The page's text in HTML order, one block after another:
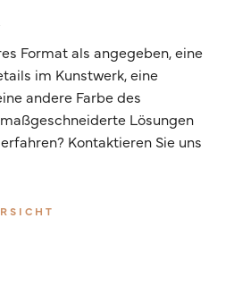
Format als angegeben, eine
im Kunstwerk, eine
andere Farbe des
Lösungen
Kontaktieren Sie uns